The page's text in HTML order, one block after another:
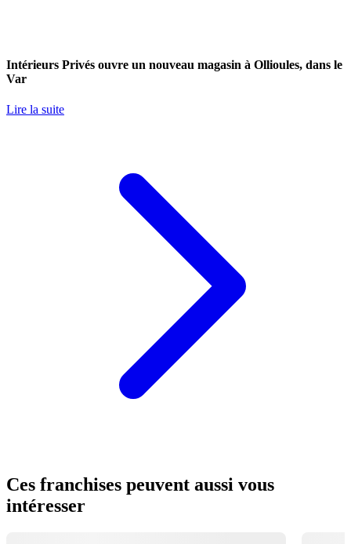
Intérieurs Privés ouvre un nouveau magasin à Ollioules, dans le
Var
Lire la suite
Ces franchises peuvent aussi vous
intéresser